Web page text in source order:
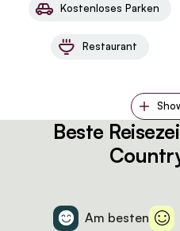
Kostenloses Parken
Restaurant
Beste
Am besten